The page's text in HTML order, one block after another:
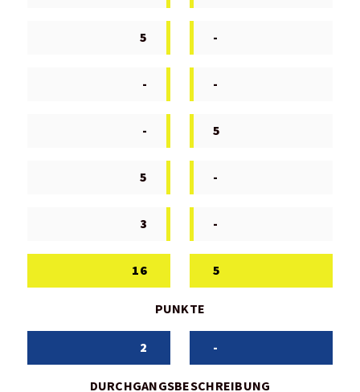
5 -
- -
- 5
5 -
3 -
16 5
PUNKTE
2 -
DURCHGANGSBESCHREIBUNG